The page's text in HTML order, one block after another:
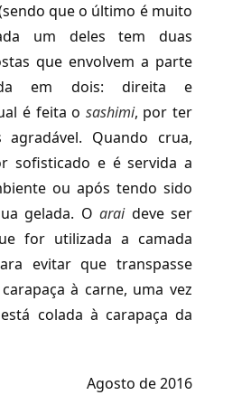
que o último é muito
um deles tem duas
que envolvem a parte
em dois: direita e
é feita o sashimi, por ter
Quando crua,
sofisticado e é servida a
ou após tendo sido
gelada. Oaraideve ser
for utilizada a camada
evitar que transpasse
à carne, uma vez
colada à carapaça da
Agosto de 2016